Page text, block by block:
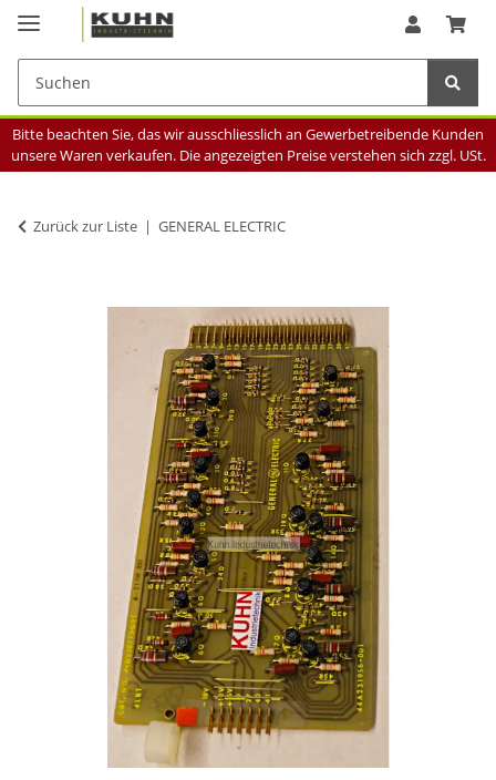
Bitte beachten Sie, das wir ausschliesslich an Gewerbetreibende Kunden
unsere Waren verkaufen. Die angezeigten Preise verstehen sich zzgl. USt.
Zurück zur Liste GENERAL ELECTRIC